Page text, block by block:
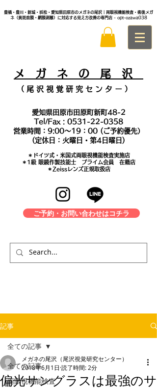
豊橋・豊川・新城・浜松・愛知県田原市のメガネの尾沢｜両眼視機能検査・術後メガ
ネ（黄斑前膜・網膜剥離）に対応する見え方改善の専門店 - opt-ozawa038
メ ガ ネ の 尾 沢
（ 尾 沢 視 覚 研 究 セ ン タ ー ）
愛知県田原市田原町新町48-2
Tel/Fax : 0531-22-0358
営業時間：9:00～19：00 (ご予約優先）
(定休日：火曜日・第4日曜日)
＊​ドイツ式・米国式両眼視機能検査実施店
​＊1級 眼鏡作製技能士 プライム会員 在籍店
＊Zeissレンズ正規取扱店
ご予約・お問い合わせはコチラ
記事
全ての記事
両眼視機能検査
全ての記事
偏光サングラスは最強のサ
メガネの尾沢（尾沢視覚研究センター）
2018年6月1日 読了時間: 2分